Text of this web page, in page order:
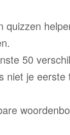
quizzen
50
niet je